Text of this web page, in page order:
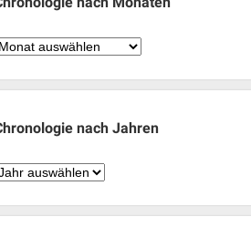
Chronologie
nach Jahren